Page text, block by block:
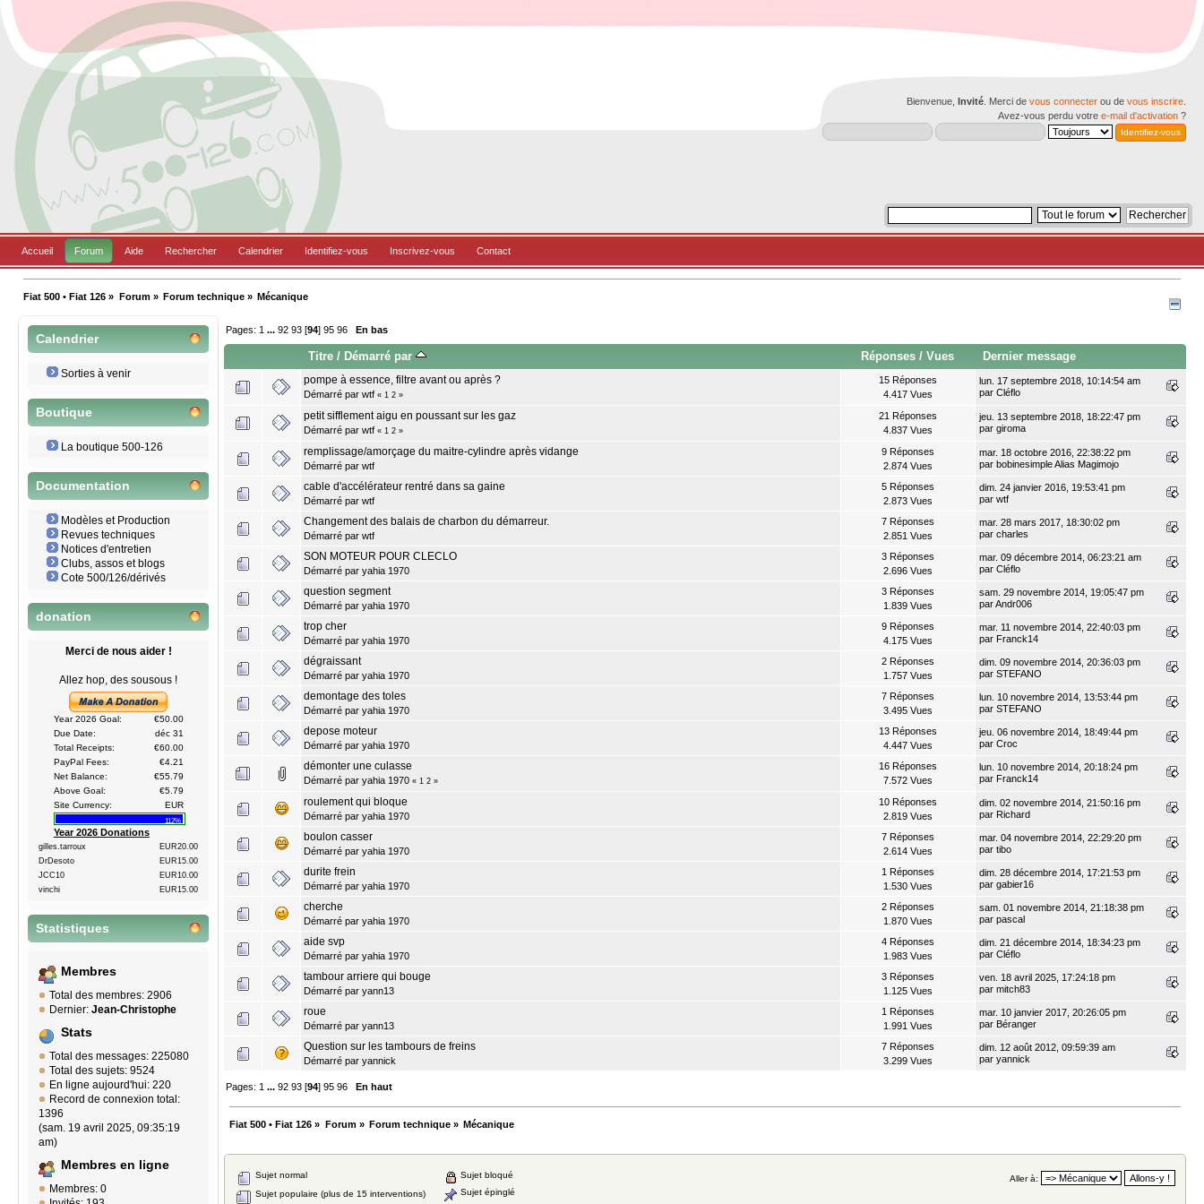
Bienvenue, Invité . Merci de vous connecter ou de vous inscrire
Avez-vous perdu votre e-mail d'activation ?
Accueil Forum Aide Rechercher Calendrier Identifiez-vous Inscrivez-vous Contact
Fiat 500 • Fiat 126 » Forum» Forum technique» Mécanique
Calendrier
Sorties à venir
Boutique
La boutique 500-126
Documentation
Modèles et Production
Revues techniques
Notices d'entretien
Clubs, assos et blogs
Cote 500/126/dérivés
donation
Merci de nous aider !
Allez hop, des sousous !
Year 2026 Goal:
€50.00
Due Date:
déc 31
Total Receipts:
€60.00
PayPal Fees:
€4.21
Net Balance:
€55.79
Above Goal:
€5.79
Site Currency:
EUR
112%
Year 2026 Donations
gilles.tarroux
EUR20.00
DrDesoto
EUR15.00
JCC10
EUR10.00
vinchi
EUR15.00
Statistiques
Membres
Total des membres: 2906
Dernier: Jean-Christophe
Stats
Total des messages: 225080
Total des sujets: 9524
En ligne aujourd'hui: 220
Record de connexion total:
1396
(sam. 19 avril 2025, 09:35:19
am)
Membres en ligne
Membres: 0
Pages: 1 ...92 93 [94]95 96 En bas
Titre / Démarré par Réponses / Vues Dernier message
pompe à essence, filtre avant ou après ?
Démarré par wtf « 1 2 »
15 Réponses
4.417 Vues
lun. 17 septembre 2018, 10:14:54 am
par Cléflo
petit sifflement aigu en poussant sur les gaz
Démarré par wtf « 1 2 »
21 Réponses
4.837 Vues
jeu. 13 septembre 2018, 18:22:47 pm
par giroma
remplissage/amorçage du maitre-cylindre après vidange
Démarré par wtf
9 Réponses
2.874 Vues
mar. 18 octobre 2016, 22:38:22 pm
par bobinesimple Alias Magimojo
cable d'accélérateur rentré dans sa gaine
Démarré par wtf
5 Réponses
2.873 Vues
dim. 24 janvier 2016, 19:53:41 pm
par wtf
Changement des balais de charbon du démarreur.
Démarré par wtf
7 Réponses
2.851 Vues
mar. 28 mars 2017, 18:30:02 pm
par charles
SON MOTEUR POUR CLECLO
Démarré par yahia 1970
3 Réponses
2.696 Vues
mar. 09 décembre 2014, 06:23:21 am
par Cléflo
question segment
Démarré par yahia 1970
3 Réponses
1.839 Vues
sam. 29 novembre 2014, 19:05:47 pm
parAndr006
trop cher
Démarré par yahia 1970
9 Réponses
4.175 Vues
mar. 11 novembre 2014, 22:40:03 pm
par Franck14
dégraissant
Démarré par yahia 1970
2 Réponses
1.757 Vues
dim. 09 novembre 2014, 20:36:03 pm
par STEFANO
demontage des toles
Démarré par yahia 1970
7 Réponses
3.495 Vues
lun. 10 novembre 2014, 13:53:44 pm
par STEFANO
depose moteur
Démarré par yahia 1970
13 Réponses
4.447 Vues
jeu. 06 novembre 2014, 18:49:44 pm
par Croc
démonter une culasse
Démarré par yahia 1970 « 1 2 »
16 Réponses
7.572 Vues
lun. 10 novembre 2014, 20:18:24 pm
par Franck14
roulement qui bloque
Démarré par yahia 1970
10 Réponses
2.819 Vues
dim. 02 novembre 2014, 21:50:16 pm
par Richard
boulon casser
Démarré par yahia 1970
7 Réponses
2.614 Vues
mar. 04 novembre 2014, 22:29:20 pm
par tibo
durite frein
Démarré par yahia 1970
1 Réponses
1.530 Vues
dim. 28 décembre 2014, 17:21:53 pm
par gabier16
cherche
Démarré par yahia 1970
2 Réponses
1.870 Vues
sam. 01 novembre 2014, 21:18:38 pm
par pascal
aide svp
Démarré par yahia 1970
4 Réponses
1.983 Vues
dim. 21 décembre 2014, 18:34:23 pm
par Cléflo
tambour arriere qui bouge
Démarré par yann13
3 Réponses
1.125 Vues
ven. 18 avril 2025, 17:24:18 pm
par mitch83
roue
Démarré par yann13
1 Réponses
1.991 Vues
mar. 10 janvier 2017, 20:26:05 pm
par Béranger
Question sur les tambours de freins
Démarré par yannick
7 Réponses
3.299 Vues
dim. 12 août 2012, 09:59:39 am
par yannick
Pages: 1 ...92 93 [94]95 96 En haut
Fiat 500 • Fiat 126 » Forum» Forum technique» Mécanique
Aller à:
Sujet normal
Sujet populaire (plus de 15 interventions)
Sujet bloqué
Sujet épinglé